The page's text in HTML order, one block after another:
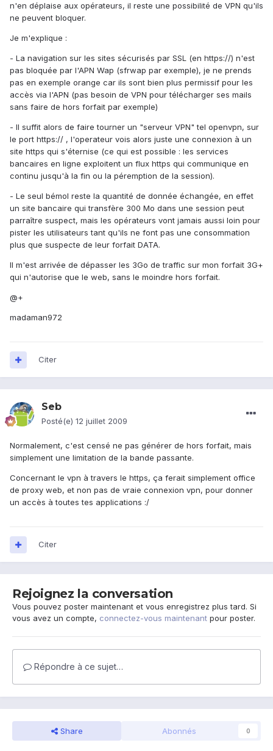
n'en déplaise aux opérateurs, il reste une possibilité de VPN qu'ils
ne peuvent bloquer.
Je m'explique :
- La navigation sur les sites sécurisés par SSL (en https://) n'est
pas bloquée par l'APN Wap (sfrwap par exemple), je ne prends
pas en exemple orange car ils sont bien plus permissif pour les
accès via l'APN (pas besoin de VPN pour télécharger ses mails
sans faire de hors forfait par exemple)
- Il suffit alors de faire tourner un "serveur VPN" tel openvpn, sur
le port https:// , l'operateur vois alors juste une connexion à un
site https qui s'éternise (ce qui est possible : les services
bancaires en ligne exploitent un flux https qui communique en
continu jusqu'à la fin ou la péremption de la session).
- Le seul bémol reste la quantité de donnée échangée, en effet
un site bancaire qui transfère 300 Mo dans une session peut
parraître suspect, mais les opérateurs vont jamais aussi loin pour
pister les utilisateurs tant qu'ils ne font pas une consommation
plus que suspecte de leur forfait DATA.
Il m'est arrivée de dépasser les 3Go de traffic sur mon forfait 3G+
qui n'autorise que le web, sans le moindre hors forfait.
@+
madaman972
Citer
Seb
Posté(e) 12 juillet 2009
Normalement, c'est censé ne pas générer de hors forfait, mais
simplement une limitation de la bande passante.
Concernant le vpn à travers le https, ça ferait simplement office
de proxy web, et non pas de vraie connexion vpn, pour donner
un accès à toutes tes applications :/
Citer
Rejoignez la conversation
Vous pouvez poster maintenant et vous enregistrez plus tard. Si
vous avez un compte, connectez-vous maintenant pour poster.
Répondre à ce sujet…
Share Abonnés 0